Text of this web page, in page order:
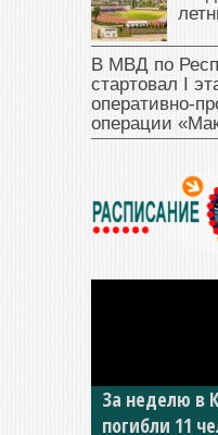
В МВД по
стартовал I
операции
В Джанкое
сбил двух